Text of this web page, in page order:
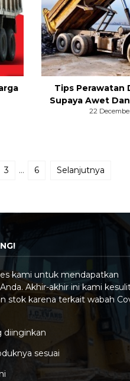
Tips Perawatan
Supaya Awet
22
3 … 6 Selanjutnya
kami untuk mendapatkan
Akhir-akhir ini kami
stok karena terkait wabah
diinginkan
sesuai